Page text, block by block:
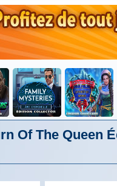
Of The Queen